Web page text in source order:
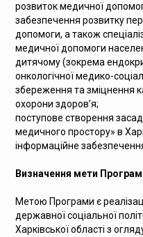
розвиток медичної
забезпечення розвитку
допомоги, а також
медичної допомоги
дитячому (зокрема
онкологічної медико-
збереження та зміцнення
охорони здоров’я;
поступове створення
медичного простору» в
інформаційне забезпечення
Визначення мети
Метою Програми є
державної соціальної
Харківської області з